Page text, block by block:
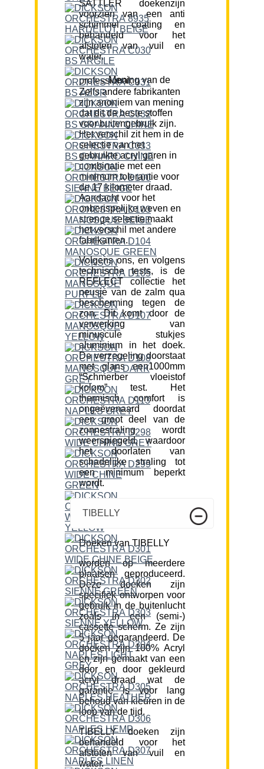
SATTLER doekenzijn
voorzien van een anti
schimmel coating en
behandeld voor het
afstoten van vuil en
water.
Mening van de professional:
Zelfs andere fabrikanten
zijn anoniem van mening
dat dit de beste stoffen
voor buitengebruik zijn.
Het verschil zit hem in de
selectie van het
gebruikte acryl garen in
combinatie met een
minimum tolerantie voor
de 17 kilometer draad.
Aandacht voor het
onberispelijke weven en
strenge selectie maakt
het verschil met andere
fabrikanten.
Volgens ons, en volgens
technische tests, is de
REFLECT collectie het
neusje van de zalm qua
bescherming tegen de
zon. Dit komt door de
verwerking van
minuscule stukjes
aluminium in het doek.
De verzegeling doorstaat
met glans een1000mm
“Schmerber vloeistof
kolom” test. Het
thermisch comfort is
ongeëvenaard doordat
een groot deel van de
zonnestraling wordt
weerspiegeld, waardoor
het doorlaten van
schadelijke straling tot
een minimum beperkt
wordt.
TIBELLY
Doeken van TIBELLY
worden op meerdere
plaatsen geproduceerd.
Deze doeken zijn
specifiek ontworpen voor
gebruik in de buitenlucht
zoals in een (semi-)
cassette scherm. Ze zijn
5 jaar gegarandeerd. De
doeken zijn 100% Acryl
en zijn gemaakt van een
door en door gekleurd
acryl draad wat de
garantie is voor lang
behoud van kleuren in de
loop van de tijd.
TIBELLY doeken zijn
behandeld voor het
afstoten van vuil en
water.